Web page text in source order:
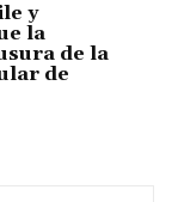
y
la
de la
de